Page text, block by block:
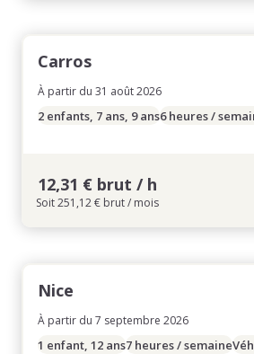
Carros
À partir du 31 août 2026
2 enfants, 7 ans, 9 ans6 heures /
12,31 € brut / h
Soit 251,12 € brut / mois
Nice
À partir du 7 septembre 2026
1 enfant, 12 ans7 heures / semaine